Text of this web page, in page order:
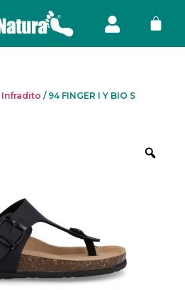
Infradito / 94 FINGER I Y BIO S